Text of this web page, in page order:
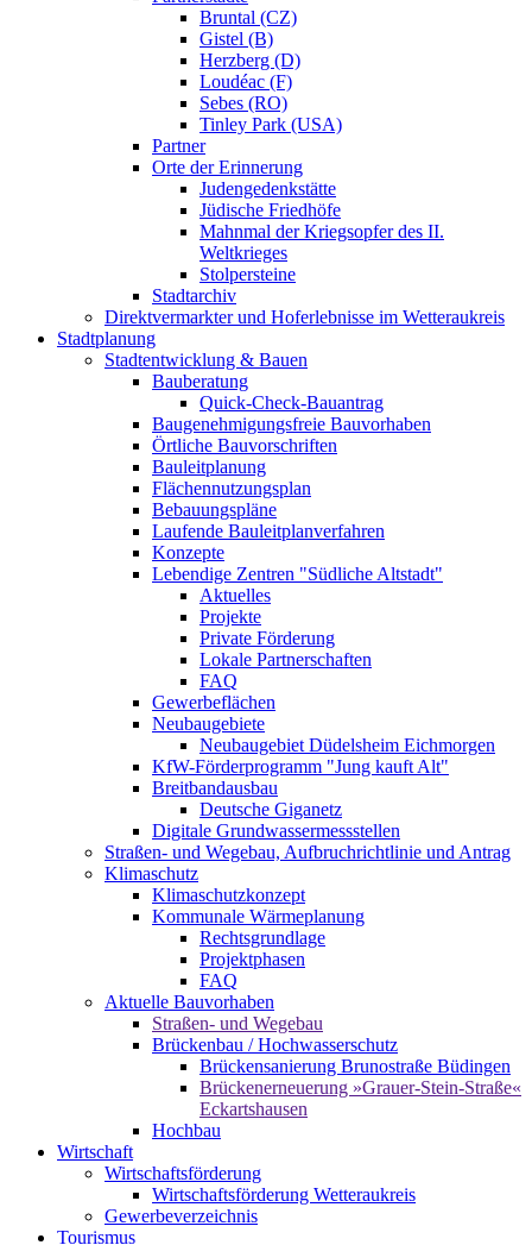
Bruntal (CZ)
Gistel (B)
Herzberg (D)
Loudéac (F)
Sebes (RO)
Tinley Park (USA)
Partner
Orte der Erinnerung
Judengedenkstätte
Jüdische Friedhöfe
Mahnmal der Kriegsopfer des II.
Weltkrieges
Stolpersteine
Stadtarchiv
Direktvermarkter und Hoferlebnisse im Wetteraukreis
Stadtplanung
Stadtentwicklung & Bauen
Bauberatung
Quick-Check-Bauantrag
Baugenehmigungsfreie Bauvorhaben
Örtliche Bauvorschriften
Bauleitplanung
Flächennutzungsplan
Bebauungspläne
Laufende Bauleitplanverfahren
Konzepte
Lebendige Zentren "Südliche Altstadt"
Aktuelles
Projekte
Private Förderung
Lokale Partnerschaften
FAQ
Gewerbeflächen
Neubaugebiete
Neubaugebiet Düdelsheim Eichmorgen
KfW-Förderprogramm "Jung kauft Alt"
Breitbandausbau
Deutsche Giganetz
Digitale Grundwassermessstellen
Straßen- und Wegebau, Aufbruchrichtlinie und Antrag
Klimaschutz
Klimaschutzkonzept
Kommunale Wärmeplanung
Rechtsgrundlage
Projektphasen
FAQ
Aktuelle Bauvorhaben
Straßen- und Wegebau
Brückenbau / Hochwasserschutz
Brückensanierung Brunostraße Büdingen
Brückenerneuerung »Grauer-Stein-Straße«
Eckartshausen
Hochbau
Wirtschaft
Wirtschaftsförderung
Wirtschaftsförderung Wetteraukreis
Gewerbeverzeichnis
Tourismus